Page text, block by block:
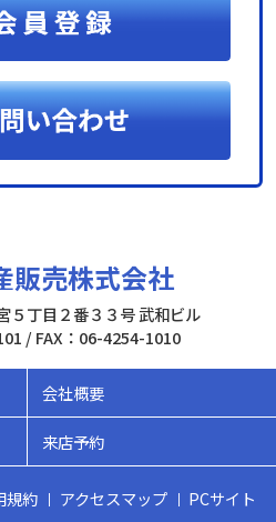
販売株式会社
５丁目２番３３号 武和ビル
/ FAX：06-4254-1010
会社概要
来店予約
規約 アクセスマップ
PCサイト